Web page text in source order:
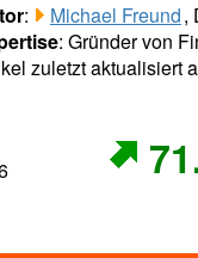
: Michael Freund,
: Gründer von
zuletzt aktualisiert